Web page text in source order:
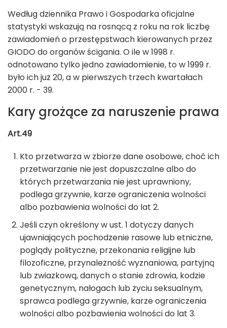
Według dziennika Prawo i Gospodarka oficjalne
statystyki wskazują na rosnącą z roku na rok liczbę
zawiadomień o przestępstwach kierowanych przez
GIODO do organów ścigania. O ile w 1998 r.
odnotowano tylko jedno zawiadomienie, to w 1999 r.
było ich już 20, a w pierwszych trzech kwartałach
2000 r. - 39.
Kary grożące za naruszenie prawa
Art.49
Kto przetwarza w zbiorze dane osobowe, choć ich
przetwarzanie nie jest dopuszczalne albo do
których przetwarzania nie jest uprawniony,
podlega grzywnie, karze ograniczenia wolności
albo pozbawienia wolności do lat 2.
Jeśli czyn określony w ust. 1 dotyczy danych
ujawniających pochodzenie rasowe lub etniczne,
poglądy polityczne, przekonania religijne lub
filozoficzne, przynależność wyznaniowa, partyjną
lub zwiazkową, danych o stanie zdrowia, kodzie
genetycznym, nałogach lub życiu seksualnym,
sprawca podlega grzywnie, karze ograniczenia
wolności albo pozbawienia wolności do lat 3.